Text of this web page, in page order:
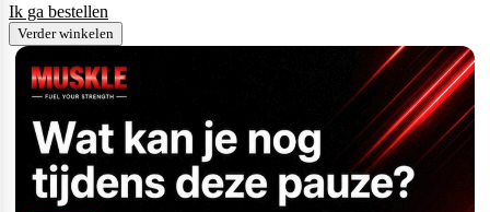
Ik ga bestellen
Verder winkelen